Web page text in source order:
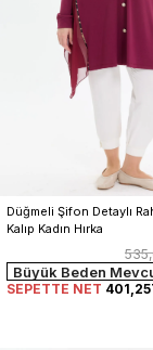
Düğmeli Şifon Detaylı
Kalıp Kadın Hırka
Büyük Beden
SEPETTE NET